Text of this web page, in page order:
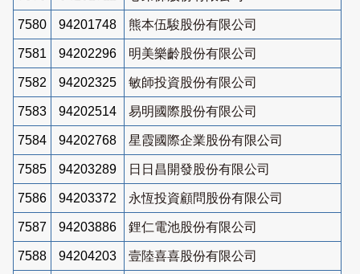
7580 94201748 熊本伍駿股份有限公司
7581 94202296 明美樂齡股份有限公司
7582 94202325 敏師投資股份有限公司
7583 94202514 易明國際股份有限公司
7584 94202768 星霞國際企業股份有限公司
7585 94203289 日日昌開發股份有限公司
7586 94203372 永恆投資顧問股份有限公司
7587 94203886 鋰仁電池股份有限公司
7588 94204203 壹陸喜喜股份有限公司